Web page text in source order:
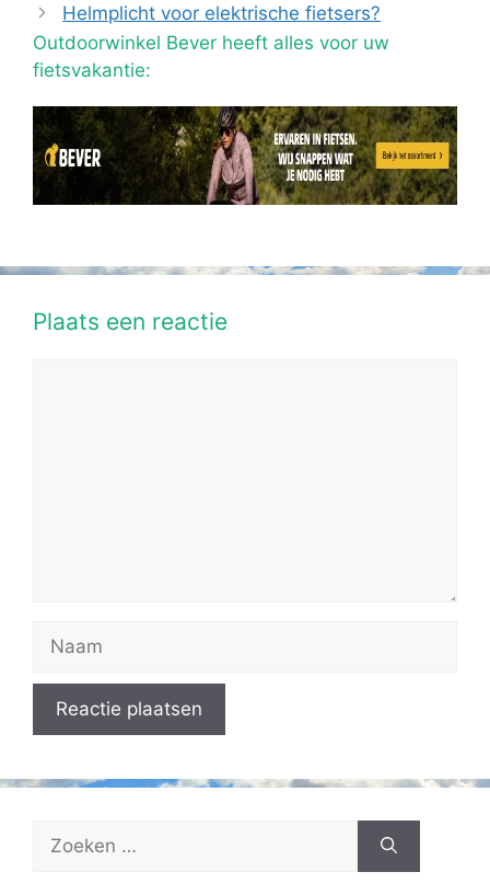
Helmplicht voor elektrische fietsers?
Outdoorwinkel Bever heeft alles voor uw
fietsvakantie:
Plaats een reactie
naar: